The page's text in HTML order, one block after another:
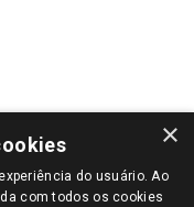
E SELECIONE A LOJA DE
×
do usuário. Ao
com todos os cookies